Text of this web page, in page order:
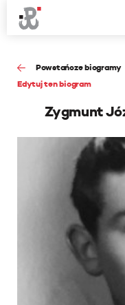
Powstańcze biogramy
Edytuj ten biogram
Zygmunt